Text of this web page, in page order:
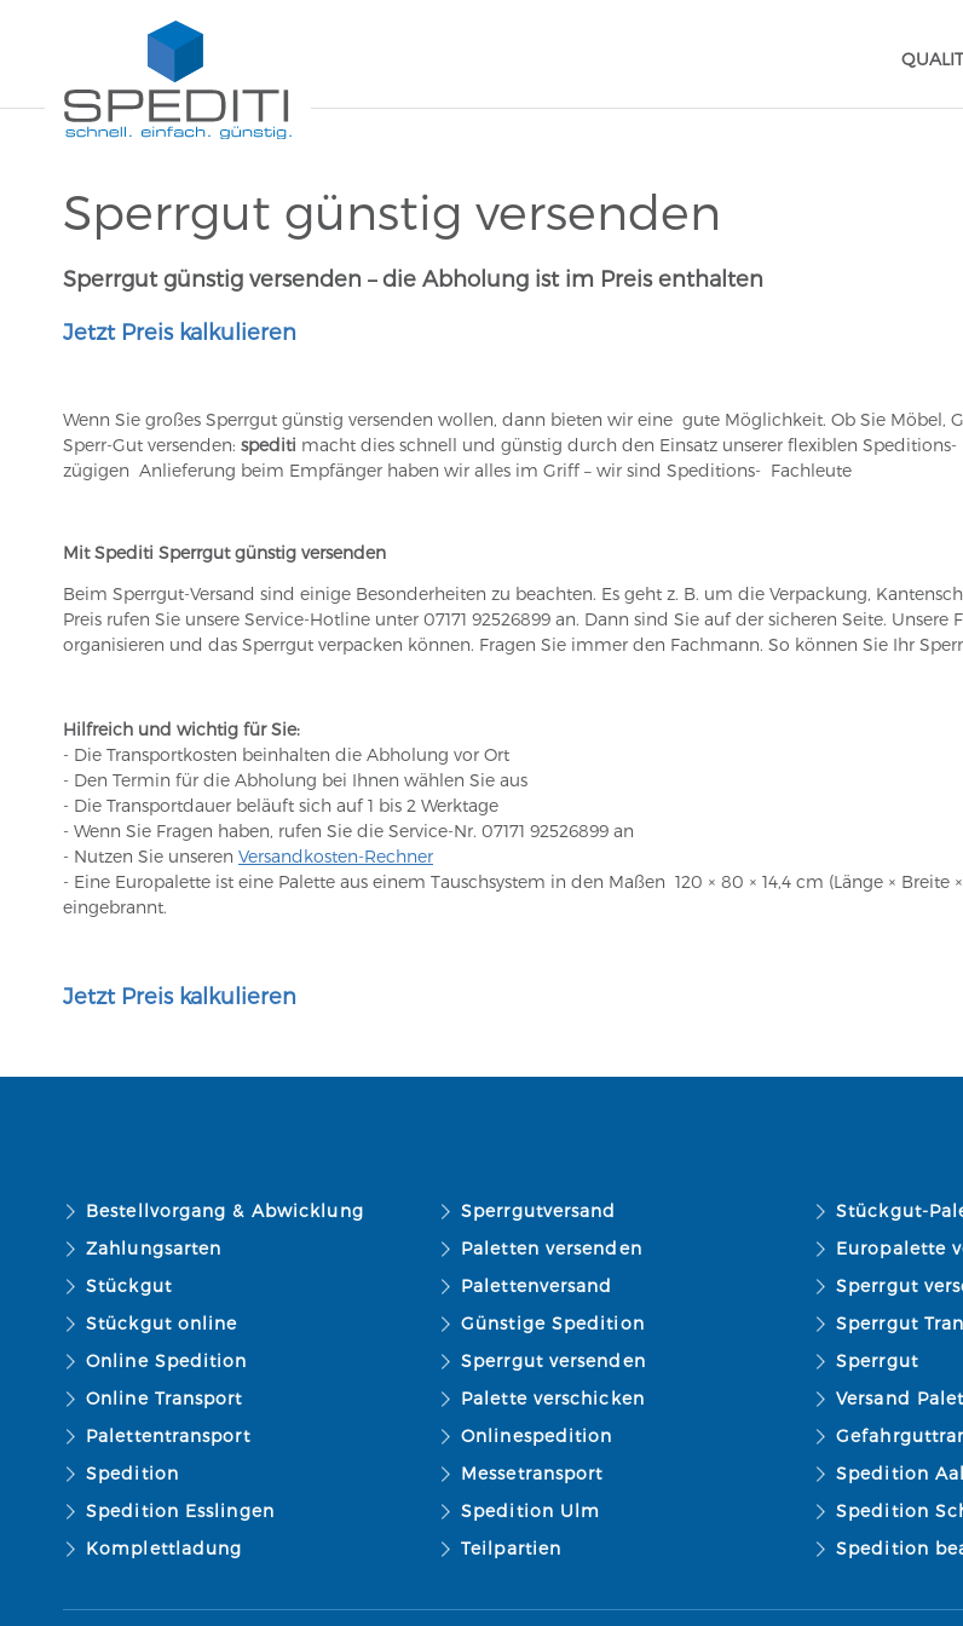
Sperrgut günstig versenden
Sperrgut günstig versenden – die Abholung ist im Preis enthalten
Jetzt Preis kalkulieren
Wenn Sie großes Sperrgut günstig versenden wollen, dann bieten wir eine gute Möglichkeit. Ob Sie Möbel,
Sperr-Gut versenden: spediti macht dies schnell und günstig durch den Einsatz unserer flexiblen
zügigen Anlieferung beim Empfänger haben wir alles im Griff – wir sind Speditions- Fachleute
Mit Spediti Sperrgut günstig versenden
Beim Sperrgut-Versand sind einige Besonderheiten zu beachten. Es geht z. B. um die Verpackung,
Preis rufen Sie unsere Service-Hotline unter 07171 92526899 an. Dann sind Sie auf der sicheren Seite.
organisieren und das Sperrgut verpacken können. Fragen Sie immer den Fachmann. So können Sie Ihr
Hilfreich und wichtig für Sie:
- Die Transportkosten beinhalten die Abholung vor Ort
- Den Termin für die Abholung bei Ihnen wählen Sie aus
- Die Transportdauer beläuft sich auf 1 bis 2 Werktage
- Wenn Sie Fragen haben, rufen Sie die Service-Nr. 07171 92526899 an
- Nutzen Sie unseren Versandkosten-Rechner
- Eine Europalette ist eine Palette aus einem Tauschsystem in den Maßen 120 × 80 × 14,4 cm (Länge ×
eingebrannt.
Jetzt Preis kalkulieren
Bestellvorgang & Abwicklung
Zahlungsarten
Stückgut
Stückgut online
Online Spedition
Online Transport
Palettentransport
Spedition
Spedition Esslingen
Komplettladung
Sperrgutversand
Paletten versenden
Palettenversand
Günstige Spedition
Sperrgut versenden
Palette verschicken
Onlinespedition
Messetransport
Spedition Ulm
Teilpartien
Stückgut-
Europalette
Sperrgut
Sperrgut
Sperrgut
Versand
Spedition
Spedition
Spedition